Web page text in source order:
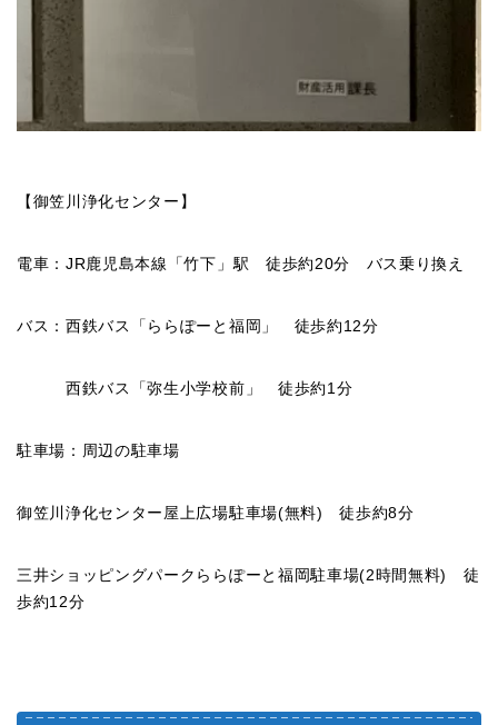
【御笠川浄化センター】
電車：JR鹿児島本線「竹下」駅 徒歩約20分 バス乗り換え
バス：西鉄バス「ららぽーと福岡」 徒歩約12分
西鉄バス「弥生小学校前」 徒歩約1分
駐車場：周辺の駐車場
御笠川浄化センター屋上広場駐車場(無料) 徒歩約8分
三井ショッピングパークららぽーと福岡駐車場(2時間無料) 徒
歩約12分